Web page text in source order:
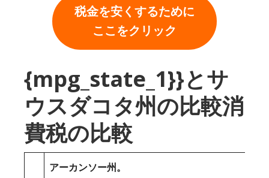
税金を安くするために
ここをクリック
{mpg_state_1}}とサ
ウスダコタ州の比較消
費税の比較
アーカンソー州。